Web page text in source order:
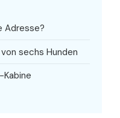
Adresse?
sechs Hunden